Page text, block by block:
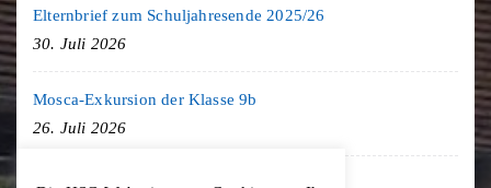
Elternbrief zum Schuljahresende 2025/26
30. Juli 2026
Mosca-Exkursion der Klasse 9b
26. Juli 2026
Freiburg-Exkursion des Geschichte LK